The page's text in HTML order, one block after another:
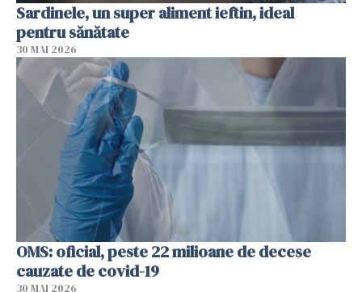
Sardinele, un super aliment ieftin, ideal
pentru sănătate
30 MAI 2026
OMS: oficial, peste 22 milioane de decese
cauzate de covid-19
30 MAI 2026